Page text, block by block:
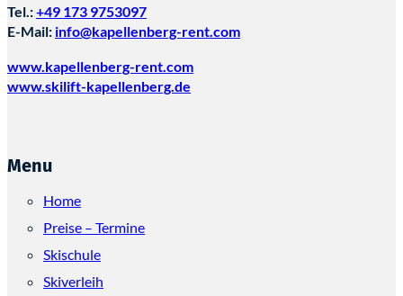
Tel.:+49 173 9753097
E-Mail: info@kapellenberg-rent.com
www.kapellenberg-rent.com
www.skilift-kapellenberg.de
Menu
Home
Preise – Termine
Skischule
Skiverleih